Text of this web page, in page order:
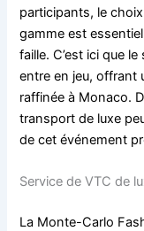
participants, le
gamme est
faille. C’est ici que
entre en jeu, offrant
raffinée à Monaco.
transport de luxe
de cet événement
Service de VTC de
La Monte-Carlo